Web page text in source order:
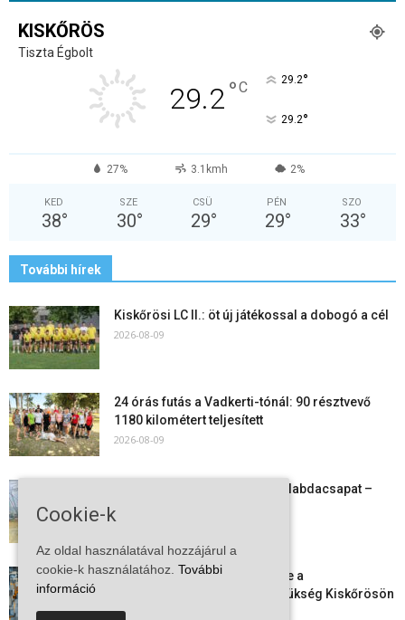
KISKŐRÖS
Tiszta Égbolt
29.2°C 29.2°
29.2°
27% 3.1kmh 2%
KED
38°
SZE
30°
CSÜ
29°
PÉN
29°
SZO
33°
További hírek
Kiskőrösi LC II.: öt új játékossal a dobogó a cél
2026-08-09
24 órás futás a Vadkerti-tónál: 90 résztvevő
1180 kilométert teljesített
2026-08-09
Megszűnt a kiskőrösi női kézilabdacsapat –
Aktuális állásajánlatok: ezekre a
munkavállalókra van most szükség Kiskőrösön
és a...
Cookie-k
Az oldal használatával hozzájárul a
cookie-k használatához. További
információ